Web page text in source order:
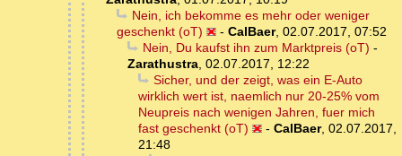
Nein, ich bekomme es mehr oder weniger
geschenkt (oT)
- CalBaer, 02.07.2017, 07:52
Nein, Du kaufst ihn zum Marktpreis (oT) -
Zarathustra, 02.07.2017, 12:22
Sicher, und der zeigt, was ein E-Auto
wirklich wert ist, naemlich nur 20-25% vom
Neupreis nach wenigen Jahren, fuer mich
fast geschenkt (oT)
- CalBaer, 02.07.2017,
21:48